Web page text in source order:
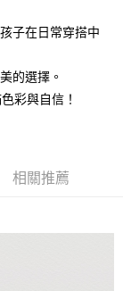
頁面所載為準。
，訂單將自動取
期系統評分，恕無
算日後寄送繳費提
款。
子在日常穿搭中
的選擇。
彩與自信！
相關推薦